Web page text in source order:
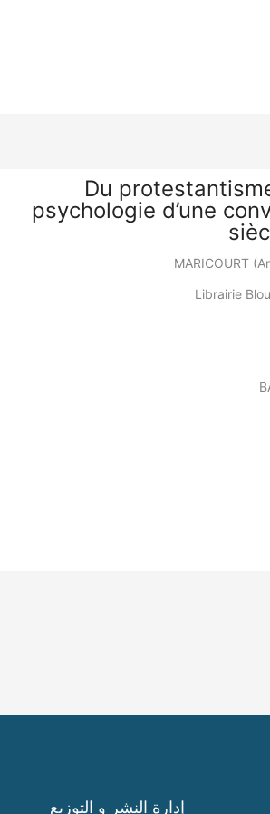
Du
psychologie d’une
إدارة النشر و التوزيع